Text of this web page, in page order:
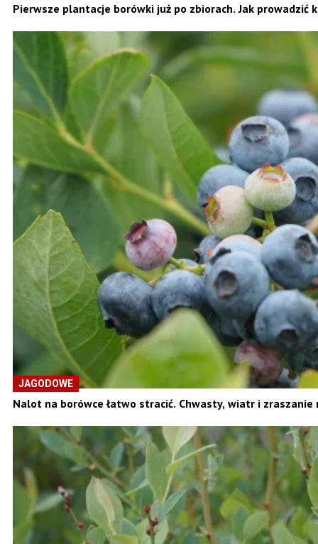
Pierwsze plantacje borówki już po zbiorach. Jak prowadzić
JAGODOWE
Nalot na borówce łatwo stracić. Chwasty, wiatr i zraszanie